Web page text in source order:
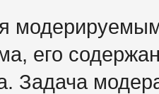
его
Задача